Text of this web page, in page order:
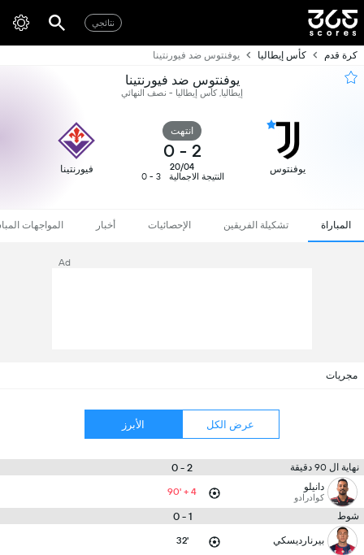
نتائجي
كرة قدم كأس إيطاليا يوفنتوس ضد فيورنتينا
يوفنتوس ضد فيورنتينا
إيطاليا, كأس إيطاليا - نصف النهائي
يوفنتوس
انتهت
2
-
0
20/04
النتيجة الاجمالية
3 - 0
فيورنتينا
المباراة تشكيلة الفريقين الإحصائيات أخبار المواجهات
Ad
مجريات
عرض الكل الأبرز
نهاية ال 90 دقيقة 2 - 0
دانيلو
كوادرادو 90' + 4
شوط 1 - 0
بيرنارديسكي 32'